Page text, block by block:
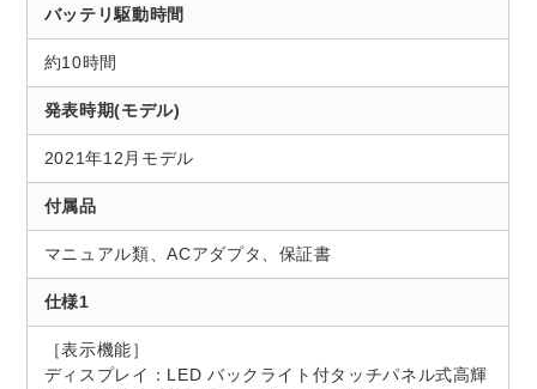
バッテリ駆動時間
約10時間
発表時期(モデル)
2021年12月モデル
付属品
マニュアル類、ACアダプタ、保証書
仕様1
［表示機能］
ディスプレイ：LED バックライト付タッチパネル式高輝